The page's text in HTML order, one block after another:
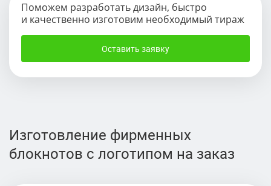
Поможем разработать дизайн, быстро
и качественно изготовим необходимый тираж
Оставить заявку
Изготовление фирменных
блокнотов с логотипом на заказ